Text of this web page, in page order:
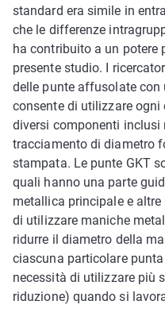
standard era simile in
che le differenze
ha contribuito a un potere
presente studio. I
delle punte affusolate con
consente di utilizzare
diversi componenti inclusi
tracciamento di diametro
stampata. Le punte GKT
quali hanno una parte
metallica principale e
di utilizzare maniche
ridurre il diametro della
ciascuna particolare
necessità di utilizzare più
riduzione) quando si